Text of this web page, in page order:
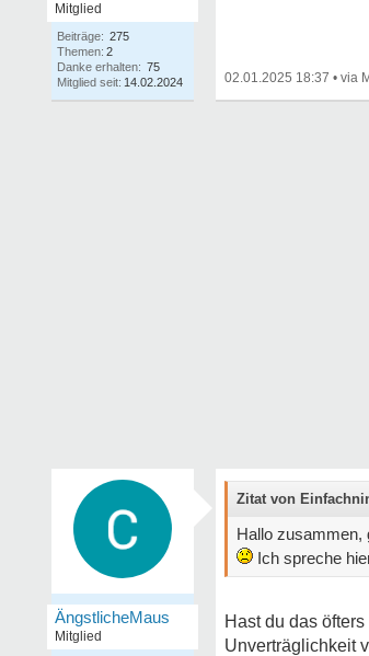
Mitglied
Beiträge: 275
Themen: 2
Danke erhalten: 75
Mitglied seit: 14.02.2024 02.01.2025 18:37 •
ÄngstlicheMaus
Mitglied
Zitat von
Hallo zusammen,
Ich spreche
Hast du das
Unverträglichkeit